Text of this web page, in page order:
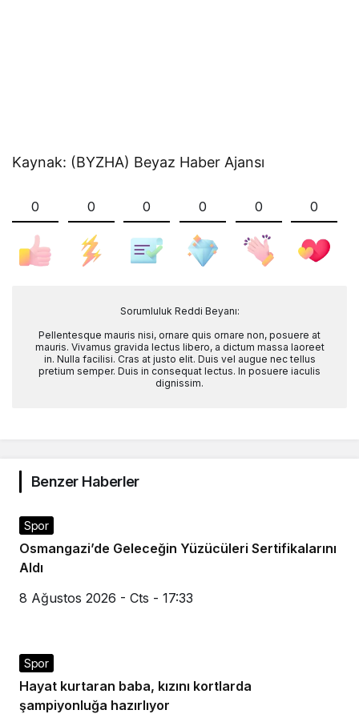
Kaynak: (BYZHA) Beyaz Haber Ajansı
0 0 0 0 0 0
Sorumluluk Reddi Beyanı:
Pellentesque mauris nisi, ornare quis ornare non, posuere at
mauris. Vivamus gravida lectus libero, a dictum massa laoreet
in. Nulla facilisi. Cras at justo elit. Duis vel augue nec tellus
pretium semper. Duis in consequat lectus. In posuere iaculis
dignissim.
Benzer Haberler
Spor
Osmangazi’de Geleceğin Yüzücüleri Sertifikalarını
Aldı
8 Ağustos 2026 - Cts - 17:33
Spor
Hayat kurtaran baba, kızını kortlarda
şampiyonluğa hazırlıyor